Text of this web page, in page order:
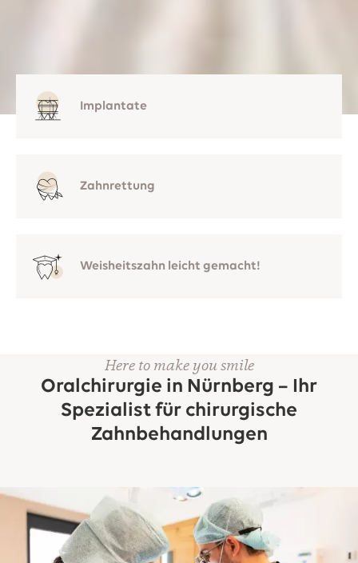
Implantate
Zahnrettung
Weisheitszahn leicht gemacht!
Here to make you smile
Oralchirurgie in Nürnberg – Ihr
Spezialist für chirurgische
Zahnbehandlungen